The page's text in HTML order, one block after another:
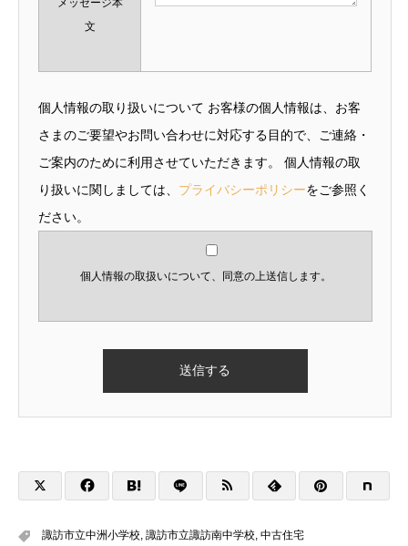
メッセージ本
文
個人情報の取り扱いについて お客様の個人情報は、お客
さまのご要望やお問い合わせに対応する目的で、ご連絡・
ご案内のために利用させていただきます。 個人情報の取
り扱いに関しましては、 プライバシーポリシーをご参照く
ださい。
個人情報の取扱いについて、同意の上送信します。
諏訪市立中洲小学校, 諏訪市立諏訪南中学校, 中古住宅